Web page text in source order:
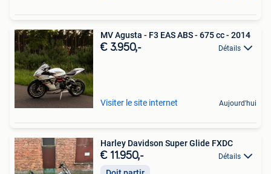
MV Agusta - F3 EAS ABS - 675 cc - 2014
€ 3.950,- Détails
Visiter le site internet Aujourd'hui
Harley Davidson Super Glide FXDC
€ 11.950,- Détails